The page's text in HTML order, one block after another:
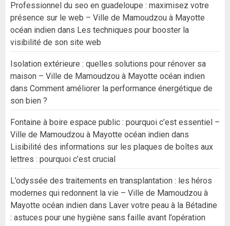
Professionnel du seo en guadeloupe : maximisez votre
présence sur le web – Ville de Mamoudzou à Mayotte
océan indien dans Les techniques pour booster la
visibilité de son site web
Isolation extérieure : quelles solutions pour rénover sa
maison – Ville de Mamoudzou à Mayotte océan indien
dans Comment améliorer la performance énergétique de
son bien ?
Fontaine à boire espace public : pourquoi c’est essentiel –
Ville de Mamoudzou à Mayotte océan indien dans
Lisibilité des informations sur les plaques de boîtes aux
lettres : pourquoi c’est crucial
L’odyssée des traitements en transplantation : les héros
modernes qui redonnent la vie – Ville de Mamoudzou à
Mayotte océan indien dans Laver votre peau à la Bétadine
: astuces pour une hygiène sans faille avant l’opération